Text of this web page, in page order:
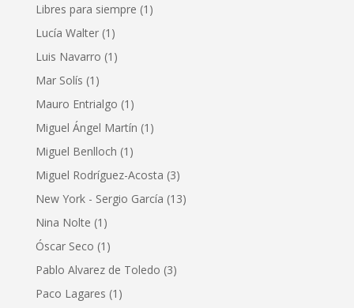
Libres para siempre (1)
Lucía Walter (1)
Luis Navarro (1)
Mar Solís (1)
Mauro Entrialgo (1)
Miguel Ángel Martín (1)
Miguel Benlloch (1)
Miguel Rodríguez-Acosta (3)
New York - Sergio García (13)
Nina Nolte (1)
Óscar Seco (1)
Pablo Alvarez de Toledo (3)
Paco Lagares (1)